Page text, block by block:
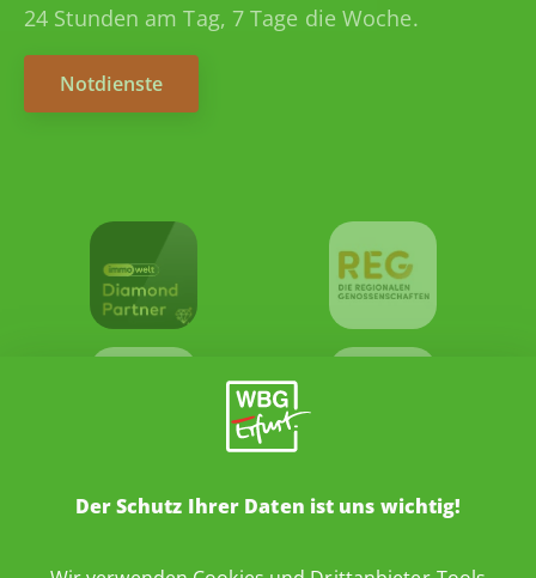
24 Stunden am Tag, 7 Tage die Woche.
Notdienste
Der Schutz Ihrer Daten ist uns wichtig!